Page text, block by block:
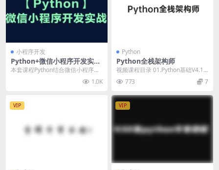
小程序开发
Python+微信小程序开发实战
课，武沛齐WuSir视频+源码
本套课程Python结合微信小程序开
1.0K
Python
Python全栈架构师
视频课程目录 01.Python基础V4.1.z
773 7
VIP VIP